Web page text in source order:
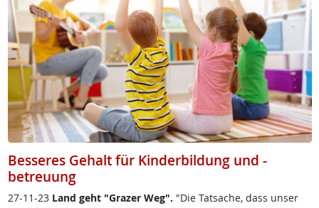
Besseres Gehalt für Kinderbildung und -
betreuung
27-11-23 Land geht "Gra­zer Weg". "Die Tat­sa­che, dass un­ser